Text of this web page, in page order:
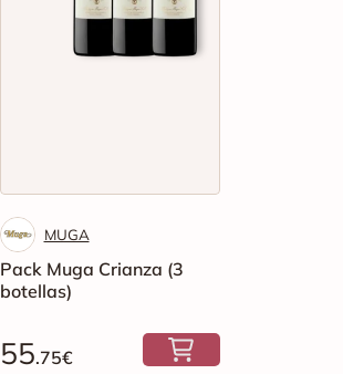
MUGA
Pack Muga Crianza (3
botellas)
55.75€